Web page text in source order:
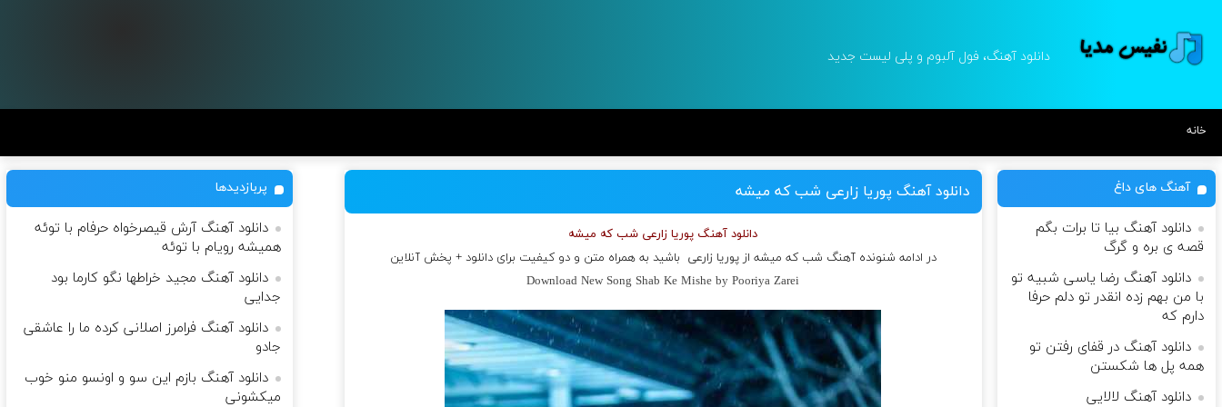
دانلود آهنگ، فول آلبوم و پلی لیست جدید
خانه
دانلود آهنگ پوریا زارعی شب که میشه
دانلود آهنگ پوریا زارعی شب که میشه
در ادامه شنونده آهنگ شب که میشه ازپوریا زارعی باشید به همراه متن و دو کیفیت برای دانلود + پخش آنلاین
Download New Song Shab Ke Mishe by Pooriya Zarei
آهنگ های داغ
دانلود آهنگ بیا تا برات بگم
قصه ی بره و گرگ
دانلود آهنگ رضا یاسی شبیه تو
با من بهم زده انقدر تو دلم حرفا
دارم که
دانلود آهنگ در قفای رفتن تو
همه پل ها شکستن
دانلود آهنگ لالایی
پربازدیدها
دانلود آهنگ آرش قیصرخواه حرفام با توئه
همیشه رویام با توئه
دانلود آهنگ مجید خراطها نگو کارما بود
جدایی
دانلود آهنگ فرامرز اصلانی کرده ما را عاشقی
جادو
دانلود آهنگ بازم این سو و اونسو منو خوب
میکشونی